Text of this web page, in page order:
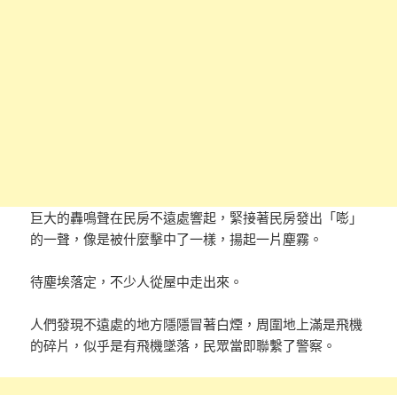
巨大的轟鳴聲在民房不遠處響起，緊接著民房發出「嘭」
的一聲，像是被什麼擊中了一樣，揚起一片塵霧。
待塵埃落定，不少人從屋中走出來。
人們發現不遠處的地方隱隱冒著白煙，周圍地上滿是飛機
的碎片，似乎是有飛機墜落，民眾當即聯繫了警察。